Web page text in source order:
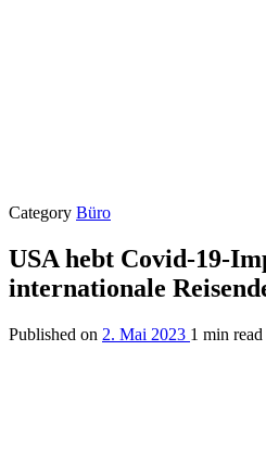
Category Büro
USA hebt Covid-19-
internationale
Published on 2. Mai 2023 1 min read